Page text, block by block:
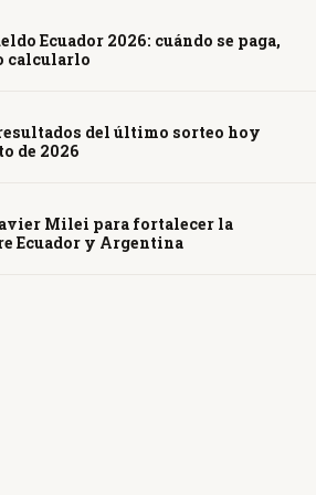
Ecuador 2026: cuándo se paga,
calcularlo
del último sorteo hoy
de 2026
Milei para fortalecer la
Ecuador y Argentina